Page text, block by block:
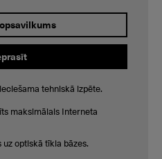
tehniskā izpēte.
maksimālais Interneta
optiskā tīkla bāzes.